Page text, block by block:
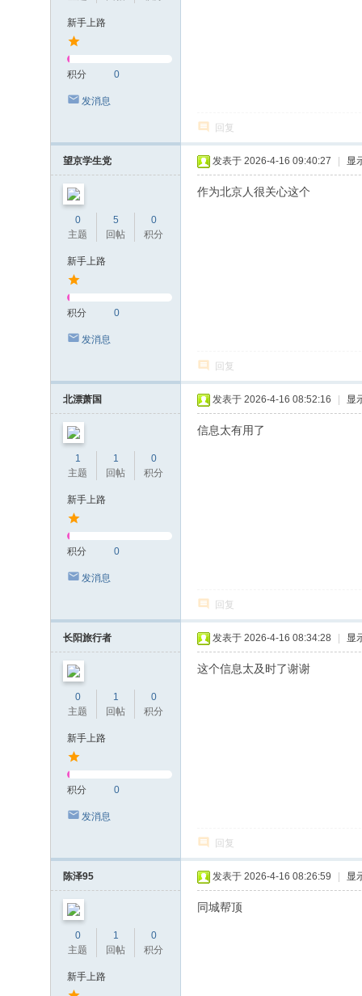
新手上路
积分 0
发消息
回复
望京学生党
0
主题
5
回帖
0
积分
新手上路
积分 0
发消息
发表于 2026-4-16 09:40:27 显
作为北京人很关心这个
回复
北漂萧国
1
主题
1
回帖
0
积分
新手上路
积分 0
发消息
发表于 2026-4-16 08:52:16 显
信息太有用了
回复
长阳旅行者
0
主题
1
回帖
0
积分
新手上路
积分 0
发消息
发表于 2026-4-16 08:34:28 显
这个信息太及时了谢谢
回复
陈泽95
0
主题
1
回帖
0
积分
新手上路
发表于 2026-4-16 08:26:59 显
同城帮顶